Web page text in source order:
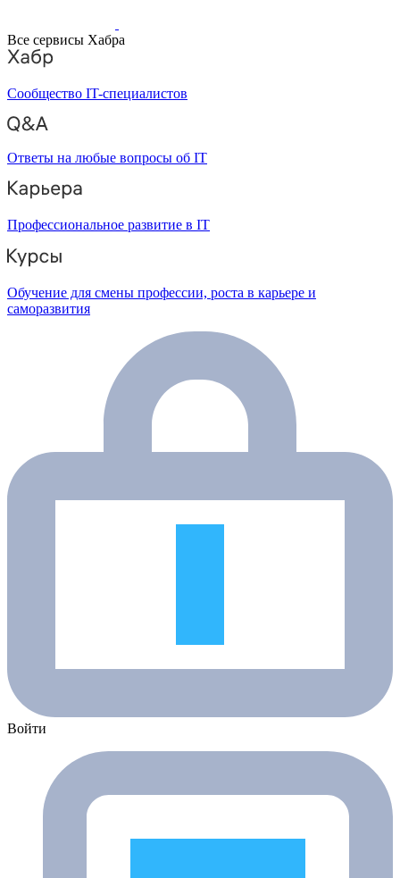
Все сервисы Хабра
Сообщество IT-специалистов
Ответы на любые вопросы об IT
Профессиональное развитие в IT
Обучение для смены профессии, роста в карьере и
саморазвития
Войти